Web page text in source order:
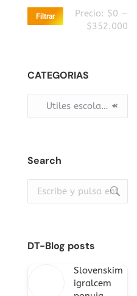
Filtrar Precio: $0 —
$352.000
CATEGORIAS
×
Utiles escolares (244)
Search
DT-Blog posts
Slovenskim
igralcem